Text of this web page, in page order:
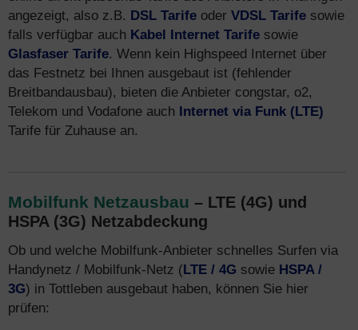
angezeigt, also z.B. DSL Tarife oder VDSL Tarife sowie
falls verfügbar auch Kabel Internet Tarife sowie
Glasfaser Tarife. Wenn kein Highspeed Internet über
das Festnetz bei Ihnen ausgebaut ist (fehlender
Breitbandausbau), bieten die Anbieter congstar, o2,
Telekom und Vodafone auch Internet via Funk (LTE)
Tarife für Zuhause an.
Mobilfunk Netzausbau – LTE (4G) und
HSPA (3G) Netzabdeckung
Ob und welche Mobilfunk-Anbieter schnelles Surfen via
Handynetz / Mobilfunk-Netz (LTE / 4G sowie HSPA /
3G) in Tottleben ausgebaut haben, können Sie hier
prüfen: